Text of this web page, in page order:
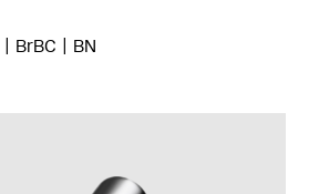
BrBC BN